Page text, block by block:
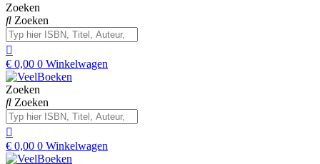
Zoeken
Zoeken
€ 0,00 0 Winkelwagen
Zoeken
Zoeken
€ 0,00 0 Winkelwagen